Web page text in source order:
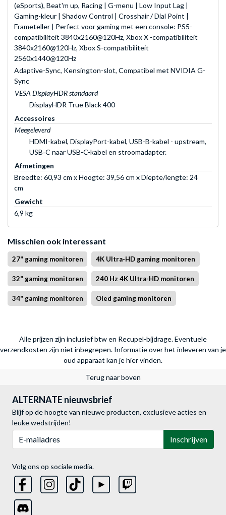
(eSports), Beat'm up, Racing | G-menu | Low Input Lag |
Gaming-kleur | Shadow Control | Crosshair / Dial Point |
Frameteller | Perfect voor gaming met een console: PS5-
compatibiliteit 3840x2160@120Hz, Xbox X -compatibiliteit
3840x2160@120Hz, Xbox S-compatibiliteit
2560x1440@120Hz
Adaptive-Sync, Kensington-slot, Compatibel met NVIDIA G-
Sync
VESA DisplayHDR standaard
DisplayHDR True Black 400
Accessoires
Meegeleverd
HDMI-kabel, DisplayPort-kabel, USB-B-kabel - upstream,
USB‑C naar USB-C-kabel en stroomadapter.
Afmetingen
Breedte: 60,93 cm x Hoogte: 39,56 cm x Diepte/lengte: 24
cm
Gewicht
6,9 kg
Misschien ook interessant
27" gaming monitoren 4K Ultra-HD gaming monitoren
32" gaming monitoren 240 Hz 4K Ultra-HD monitoren
34" gaming monitoren Oled gaming monitoren
Alle prijzen zijn inclusief btw en Recupel-bijdrage. Eventuele
verzendkosten zijn niet inbegrepen. Informatie over het inleveren van je
oud apparaat kan je hier vinden.
Terug naar boven
ALTERNATE nieuwsbrief
Blijf op de hoogte van nieuwe producten, exclusieve acties en
leuke wedstrijden!
Inschrijven
Volg ons op sociale media.